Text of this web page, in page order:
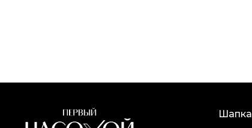
Шапка